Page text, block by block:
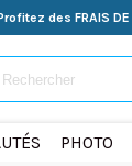
des FRAIS DE
PHOTO